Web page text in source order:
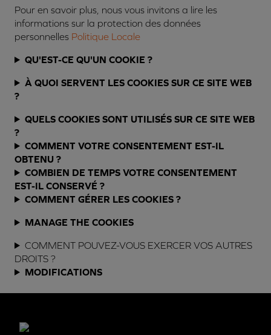
Pour en savoir plus, nous vous invitons a lire les
informations sur la protection des données
personnelles Politique Locale
QU'EST-CE QU'UN COOKIE ?
À QUOI SERVENT LES COOKIES SUR CE SITE WEB
?
QUELS COOKIES SONT UTILISÉS SUR CE SITE WEB
?
COMMENT VOTRE CONSENTEMENT EST-IL
OBTENU ?
COMBIEN DE TEMPS VOTRE CONSENTEMENT
EST-IL CONSERVÉ ?
COMMENT GÉRER LES COOKIES ?
MANAGE THE COOKIES
COMMENT POUVEZ-VOUS EXERCER VOS AUTRES
DROITS ?
MODIFICATIONS